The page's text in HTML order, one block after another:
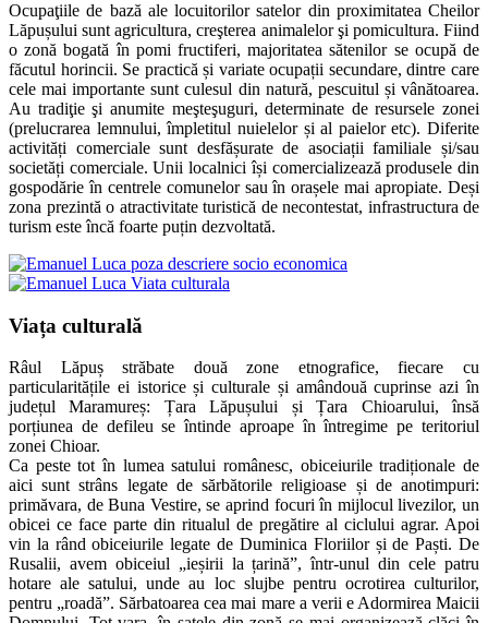
Ocupaţiile de bază ale locuitorilor satelor din proximitatea Cheilor
Lăpușului sunt agricultura, creşterea animalelor şi pomicultura. Fiind
o zonă bogată în pomi fructiferi, majoritatea sătenilor se ocupă de
făcutul horincii. Se practică și variate ocupații secundare, dintre care
cele mai importante sunt culesul din natură, pescuitul și vânătoarea.
Au tradiţie şi anumite meşteşuguri, determinate de resursele zonei
(prelucrarea lemnului, împletitul nuielelor și al paielor etc). Diferite
activități comerciale sunt desfășurate de asociații familiale și/sau
societăți comerciale. Unii localnici își comercializează produsele din
gospodărie în centrele comunelor sau în orașele mai apropiate. Deși
zona prezintă o atractivitate turistică de necontestat, infrastructura de
turism este încă foarte puțin dezvoltată.
Viața culturală
Râul Lăpuș străbate două zone etnografice, fiecare cu
particularitățile ei istorice și culturale și amândouă cuprinse azi în
județul Maramureș: Țara Lăpușului și Țara Chioarului, însă
porțiunea de defileu se întinde aproape în întregime pe teritoriul
zonei Chioar.
Ca peste tot în lumea satului românesc, obiceiurile tradiționale de
aici sunt strâns legate de sărbătorile religioase și de anotimpuri:
primăvara, de Buna Vestire, se aprind focuri în mijlocul livezilor, un
obicei ce face parte din ritualul de pregătire al ciclului agrar. Apoi
vin la rând obiceiurile legate de Duminica Floriilor și de Paști. De
Rusalii, avem obiceiul „ieșirii la țarină”, într-unul din cele patru
hotare ale satului, unde au loc slujbe pentru ocrotirea culturilor,
pentru „roadă”. Sărbatoarea cea mai mare a verii e Adormirea Maicii